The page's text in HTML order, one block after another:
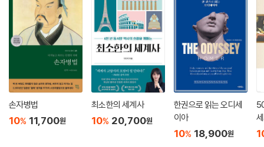
이었으며, 대공황의 아픔에서 오늘날의 사회 안전망이 만들어졌듯이 말이
다. 저자가 이 책에서 말하는 ‘역사의 고리’는 바로 그 맥락이다. 역사는 단
절된 사건들의 나열이 아니라, 서로 맞물린 고리처럼 과거와 현재를 잇고,
다시 미래로 이어지는 흐름이다.
이 책은 그 고리를 5개의 시대로 나누어 바라본다. 1장 ‘제국의 시대’에서는
알렉산드로스 대왕의 세계화 시도, 로마 제국의 번영과 몰락, 중세의 암흑
기를 다루며 권력과 신앙이 세상을 어떻게 움직였는지 살핀다. 2장 ‘혁명의
시대’에서는 르네상스와 종교 개혁, 계몽주의를 거쳐 시민 혁명까지, 인간
이 신과 왕의 권위에 의문을 품고 스스로 저항하기 시작한 순간들을 담았
손자병법
10% 11,700원
최소한의 세계사
10% 20,700원
한권으로 읽는 오디세
이아
10% 18,900원